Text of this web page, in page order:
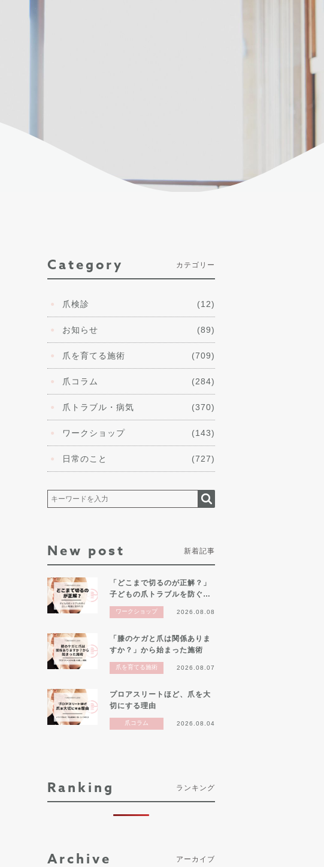
Category カテゴリー
爪検診 (12)
お知らせ (89)
爪を育てる施術 (709)
爪コラム (284)
爪トラブル・病気 (370)
ワークショップ (143)
日常のこと (727)
New post 新着記事
「どこまで切るのが正解？」
子どもの爪トラブルを防ぐ…
ワークショップ 2026.08.08
「膝のケガと爪は関係ありま
すか？」から始まった施術
爪を育てる施術 2026.08.07
プロアスリートほど、爪を大
切にする理由
爪コラム 2026.08.04
Ranking ランキング
Archive アーカイブ